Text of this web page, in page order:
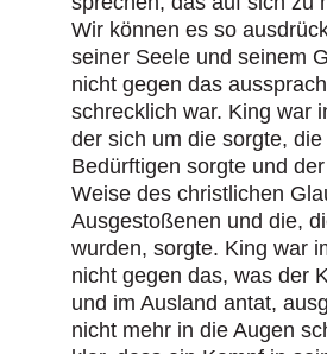
Wir können es so
seiner Seele und seinem
nicht gegen das
schrecklich war. King war
der sich um die sorgte,
Bedürftigen sorgte und
Weise des christlichen
Ausgestoßenen und die,
wurden, sorgte. King war
nicht gegen das, was der
und im Ausland antat,
nicht mehr in die Augen